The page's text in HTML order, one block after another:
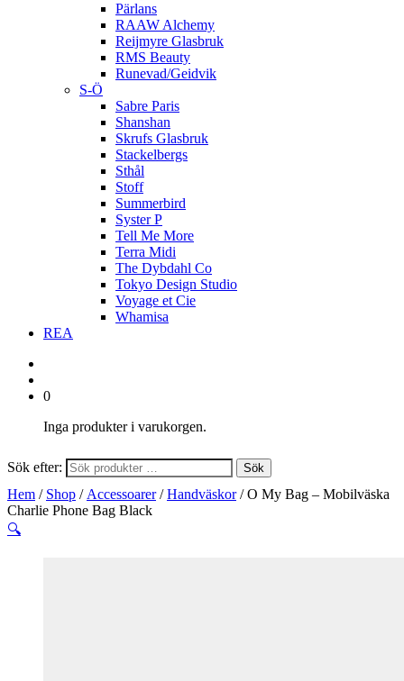
Pärlans
RAAW Alchemy
Reijmyre Glasbruk
RMS Beauty
Runevad/Geidvik
S-Ö
Sabre Paris
Shanshan
Skrufs Glasbruk
Stackelbergs
Sthål
Stoff
Summerbird
Syster P
Tell Me More
Terra Midi
The Dybdahl Co
Tokyo Design Studio
Voyage et Cie
Whamisa
REA
0
Inga produkter i varukorgen.
Sök efter: Sök
Hem / Shop / Accessoarer/Handväskor/ O My Bag – Mobilväska
Charlie Phone Bag Black
🔍